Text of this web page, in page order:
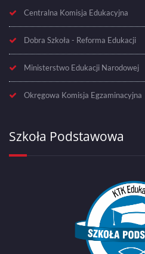
Centralna Komisja Edukacyjna
Dobra Szkoła - Reforma Edukacji
Ministerstwo Edukacji Narodowej
Okręgowa Komisja Egzaminacyjna
Szkoła Podstawowa